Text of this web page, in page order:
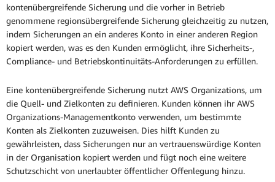
kontenübergreifende Sicherung und die vorher in Betrieb
genommene regionsübergreifende Sicherung gleichzeitig zu nutzen,
indem Sicherungen an ein anderes Konto in einer anderen Region
kopiert werden, was es den Kunden ermöglicht, ihre Sicherheits-,
Compliance- und Betriebskontinuitäts-Anforderungen zu erfüllen.
Eine kontenübergreifende Sicherung nutzt AWS Organizations, um
die Quell- und Zielkonten zu definieren. Kunden können ihr AWS
Organizations-Managementkonto verwenden, um bestimmte
Konten als Zielkonten zuzuweisen. Dies hilft Kunden zu
gewährleisten, dass Sicherungen nur an vertrauenswürdige Konten
in der Organisation kopiert werden und fügt noch eine weitere
Schutzschicht von unerlaubter öffentlicher Offenlegung hinzu.